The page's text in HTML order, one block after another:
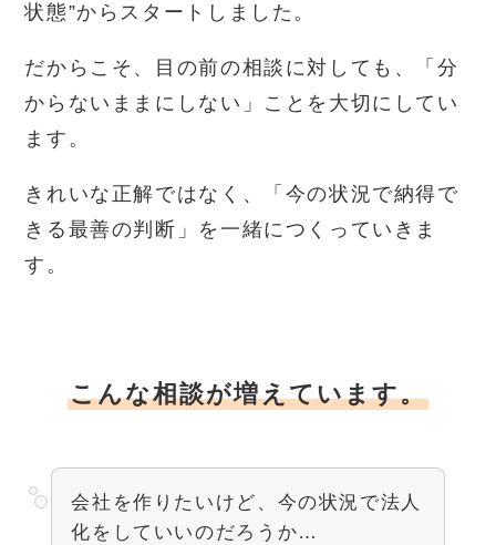
状態”からスタートしました。
だからこそ、目の前の相談に対しても、「分
からないままにしない」ことを大切にしてい
ます。
きれいな正解ではなく、「今の状況で納得で
きる最善の判断」を一緒につくっていきま
す。
こんな相談が増えています。
会社を作りたいけど、今の状況で法人
化をしていいのだろうか…